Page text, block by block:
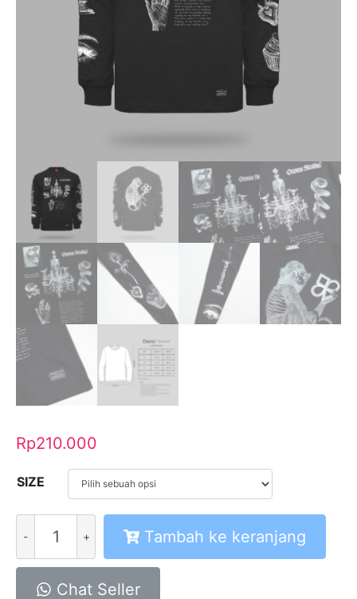
Rp210.000
SIZE
Longsleeve
LS
Ataraxia
Tambah ke keranjang
Chat Seller